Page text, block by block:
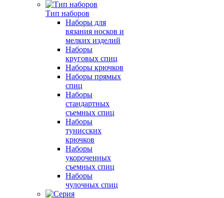
Тип наборов
Наборы для
вязания носков и
мелких изделий
Наборы
круговых спиц
Наборы крючков
Наборы прямых
спиц
Наборы
стандартных
съемных спиц
Наборы
тунисских
крючков
Наборы
укороченных
съемных спиц
Наборы
чулочных спиц